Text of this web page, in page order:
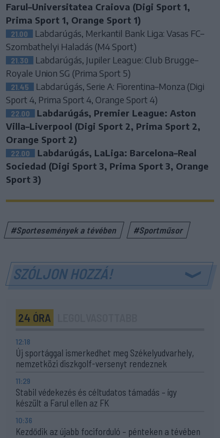
Farul–Universitatea Craiova (Digi Sport 1,
Prima Sport 1, Orange Sport 1)
21.00
Labdarúgás, Merkantil Bank Liga: Vasas FC–
Szombathelyi Haladás (M4 Sport)
21.30
Labdarúgás, Jupiler League: Club Brugge–
Royale Union SG (Prima Sport 5)
21.45
Labdarúgás, Serie A: Fiorentina–Monza (Digi
Sport 4, Prima Sport 4, Orange Sport 4)
22.00
Labdarúgás, Premier League: Aston
Villa–Liverpool (Digi Sport 2, Prima Sport 2,
Orange Sport 2)
22.00
Labdarúgás, LaLiga: Barcelona–Real
Sociedad (Digi Sport 3, Prima Sport 3, Orange
Sport 3)
#Sportesemények a tévében #Sportműsor
SZÓLJON HOZZÁ!
24 ÓRA
12:18
Új sportággal ismerkedhet meg Székelyudvarhely,
nemzetközi diszkgolf-versenyt rendeznek
11:29
Stabil védekezés és céltudatos támadás – így
készült a Farul ellen az FK
10:36
Kezdődik az újabb fociforduló – pénteken a tévében